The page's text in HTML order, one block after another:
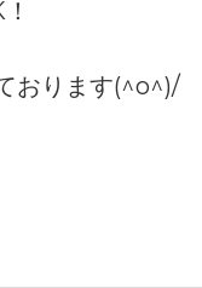
おります(^o^)/